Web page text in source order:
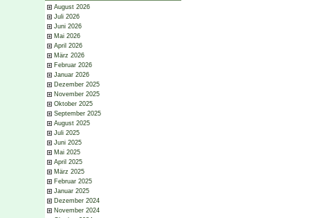
August 2026
Juli 2026
Juni 2026
Mai 2026
April 2026
März 2026
Februar 2026
Januar 2026
Dezember 2025
November 2025
Oktober 2025
September 2025
August 2025
Juli 2025
Juni 2025
Mai 2025
April 2025
März 2025
Februar 2025
Januar 2025
Dezember 2024
November 2024